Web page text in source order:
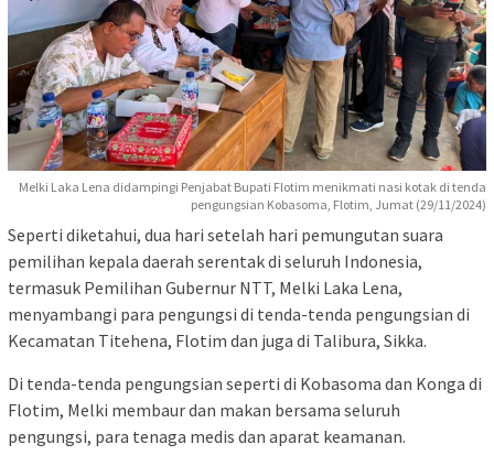
Melki Laka Lena didampingi Penjabat Bupati Flotim menikmati nasi kotak di tenda
pengungsian Kobasoma, Flotim, Jumat (29/11/2024)
Seperti diketahui, dua hari setelah hari pemungutan suara
pemilihan kepala daerah serentak di seluruh Indonesia,
termasuk Pemilihan Gubernur NTT, Melki Laka Lena,
menyambangi para pengungsi di tenda-tenda pengungsian di
Kecamatan Titehena, Flotim dan juga di Talibura, Sikka.
Di tenda-tenda pengungsian seperti di Kobasoma dan Konga di
Flotim, Melki membaur dan makan bersama seluruh
pengungsi, para tenaga medis dan aparat keamanan.